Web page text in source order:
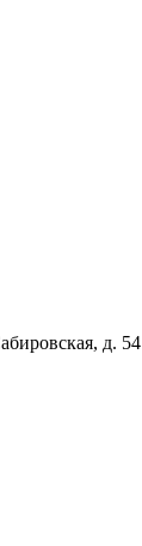
д. 54